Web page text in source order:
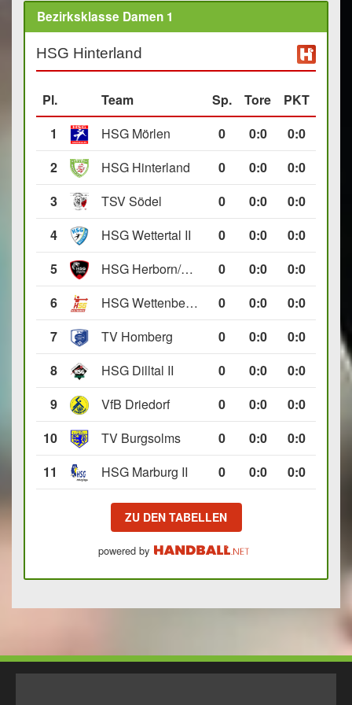
Bezirksklasse Damen 1
HSG Hinterland
Pl. Team Sp. Tore
PKT
1
HSG Mörlen 0 0:0
0:0
2
HSG Hinterland 0 0:0
0:0
3
TSV Södel 0 0:0
0:0
4
HSG Wettertal II 0 0:0
0:0
5
HSG Herborn/Seelbach 0 0:0
0:0
6
HSG Wettenberg III 0 0:0
0:0
7
TV Homberg 0 0:0
0:0
8
HSG Dilltal II 0 0:0
0:0
9
VfB Driedorf 0 0:0
0:0
10
TV Burgsolms 0 0:0
0:0
11
HSG Marburg II 0 0:0 0:0
ZU DEN TABELLEN
powered by